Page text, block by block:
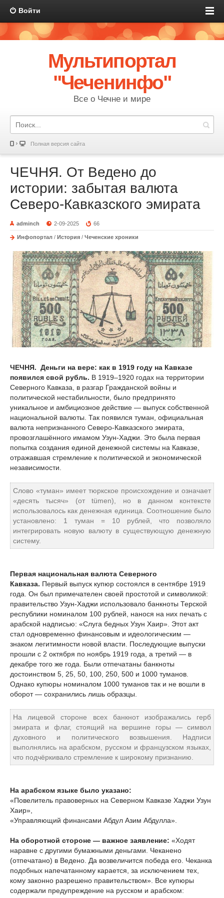
Войти
Мультипортал
"Чеченинфо"
Все о Чечне и мире
Полная версия сайта
ЧЕЧНЯ. От Ведено до
истории: забытая валюта
Северо-Кавказского эмирата
adminch 2-09-2025 66
Инфопортал / История / Чеченские хроники
ЧЕЧНЯ. Деньги на вере: как в 1919 году на Кавказе
появился свой рубль. В 1919–1920 годах на территории
Северного Кавказа, в разгар Гражданской войны и
политической нестабильности, было предпринято
уникальное и амбициозное действие — выпуск собственной
национальной валюты. Так появился туман, официальная
валюта непризнанного Северо-Кавказского эмирата,
провозглашённого имамом Узун-Хаджи. Это была первая
попытка создания единой денежной системы на Кавказе,
отражавшая стремление к политической и экономической
независимости.
Слово «туман» имеет тюркское происхождение и означает
«десять тысяч» (от tümen), но в данном контексте
использовалось как денежная единица. Соотношение было
установлено: 1 туман = 10 рублей, что позволяло
интегрировать новую валюту в существующую денежную
систему.
Первая национальная валюта Северного
Кавказа. Первый выпуск купюр состоялся в сентябре 1919
года. Он был примечателен своей простотой и символикой:
правительство Узун-Хаджи использовало банкноты Терской
республики номиналом 100 рублей, нанося на них печать с
арабской надписью: «Слуга бедных Узун Хаир». Этот акт
стал одновременно финансовым и идеологическим —
знаком легитимности новой власти. Последующие выпуски
прошли с 2 октября по ноябрь 1919 года, а третий — в
декабре того же года. Были отпечатаны банкноты
достоинством 5, 25, 50, 100, 250, 500 и 1000 туманов.
Однако купюры номиналом 1000 туманов так и не вошли в
оборот — сохранились лишь образцы.
На лицевой стороне всех банкнот изображались герб
эмирата и флаг, стоящий на вершине горы — символ
духовного и политического возвышения. Надписи
выполнялись на арабском, русском и французском языках,
что подчёркивало стремление к широкому признанию.
На арабском языке было указано:
«Повелитель правоверных на Северном Кавказе Хаджи Узун
Хаир»,
«Управляющий финансами Абдул Азим Абдулла».
На оборотной стороне — важное заявление: «Ходят
наравне с другими бумажными деньгами. Чеканено
(отпечатано) в Ведено. Да возвеличится победа его. Чеканка
подобных напечатанному карается, за исключением тех,
кому законно разрешено правительством». Все купюры
содержали предупреждение на русском и арабском: